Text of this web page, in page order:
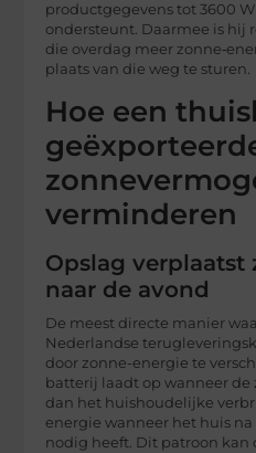
productgegevens tot 3600
ondersteunt. Daarmee is hij
die overdag meer
plaats van die weg te sturen.
Hoe een
verminderen
Opslag verplaatst
naar de avond
De meest directe manier
Nederlandse
door zonne-energie te
batterij laadt op wanneer
dan het huishoudelijke
energie wanneer het huis
nodig heeft. Dit patroon kan